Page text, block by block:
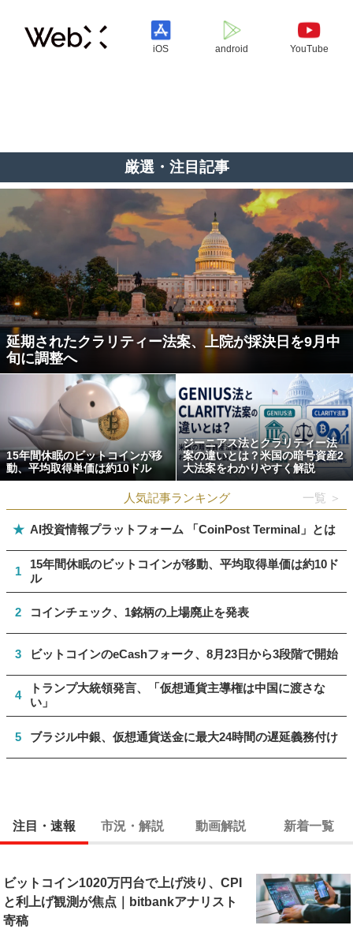
iOS android YouTube
厳選・注目記事
延期されたクラリティー法案、上院が採決日を9月中
旬に調整へ
15年間休眠のビットコインが移
動、平均取得単価は約10ドル
ジーニアス法とクラリティー法
案の違いとは？米国の暗号資産2
大法案をわかりやすく解説
人気記事ランキング 一覧 ＞
★ AI投資情報プラットフォーム 「CoinPost Terminal」とは
1
15年間休眠のビットコインが移動、平均取得単価は約10ド
ル
2 コインチェック、1銘柄の上場廃止を発表
3 ビットコインのeCashフォーク、8月23日から3段階で開始
4
トランプ大統領発言、「仮想通貨主導権は中国に渡さな
い」
5 ブラジル中銀、仮想通貨送金に最大24時間の遅延義務付け
注目・速報 市況・解説 動画解説 新着一覧
ビットコイン1020万円台で上げ渋り、CPI
と利上げ観測が焦点｜bitbankアナリスト
寄稿